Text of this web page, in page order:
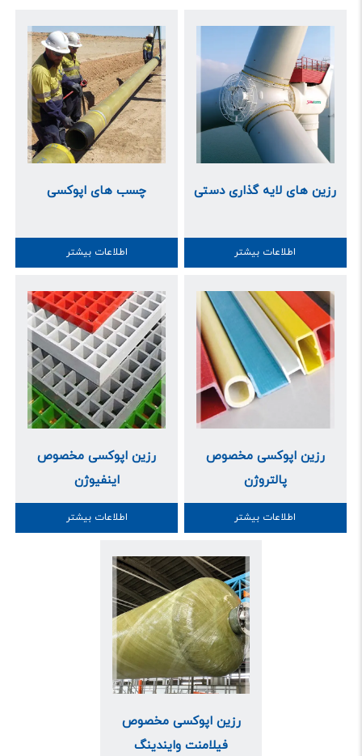
رزین های لایه گذاری دستی
اطلاعات بیشتر
چسب های اپوکسی
اطلاعات بیشتر
رزین اپوکسی مخصوص
پالتروژن
اطلاعات بیشتر
رزین اپوکسی مخصوص
اینفیوژن
اطلاعات بیشتر
رزین اپوکسی مخصوص
فیلامنت وایندینگ